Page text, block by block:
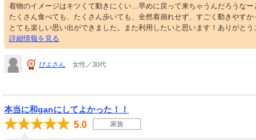
着物のイメージはキツくて動きにくい…早めに戻って来ちゃうんだろうな
たくさん食べても、たくさん歩いても、全然着崩れせず、すごく動きやす
とても楽しい思い出ができました。また利用したいと思います！ありがとう
詳細情報を見る
ぴよさん 女性／30代
本当に和ganにしてよかった！！
5.0 家族